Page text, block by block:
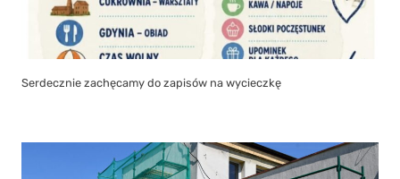
Serdecznie zachęcamy do zapisów na wycieczkę